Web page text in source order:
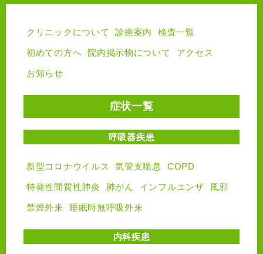
クリニックについて 診療案内 検査一覧
初めての方へ 院内掲示物について アクセス
お知らせ
症状一覧
呼吸器疾患
新型コロナウイルス 気管支喘息 COPD
特発性間質性肺炎 肺がん インフルエンザ 風邪
禁煙外来 睡眠時無呼吸外来
内科疾患